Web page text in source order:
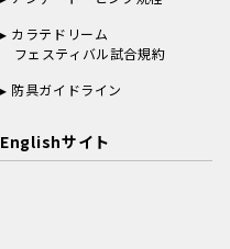
カラテドリーム
フェスティバル試合規約
防具ガイドライン
Englishサイト